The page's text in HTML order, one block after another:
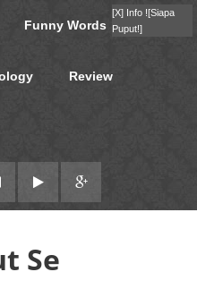
Funny Words
Review
Se
[X] Info ![Siapa
Puput!]